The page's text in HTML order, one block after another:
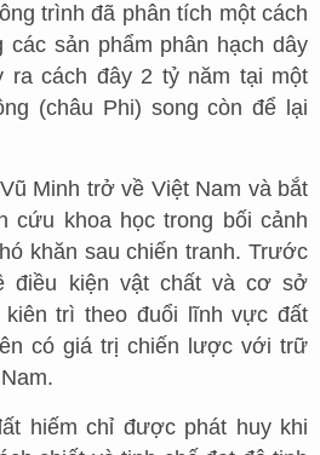
trình đã phân tích một cách
sản phẩm phân hạch dây
ra cách đây 2 tỷ năm tại một
(châu Phi) song còn để lại
Minh trở về Việt Nam và bắt
cứu khoa học trong bối cảnh
khăn sau chiến tranh. Trước
điều kiện vật chất và cơ sở
kiên trì theo đuổi lĩnh vực đất
có giá trị chiến lược với trữ
hiếm chỉ được phát huy khi